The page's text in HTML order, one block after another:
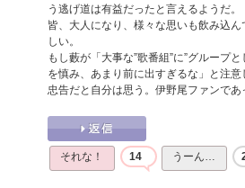
う逃げ道は有益だったと言えるようだ。
皆、大人になり、様々な思いも飲み込
しい。
もし藪が「大事な”歌番組”に”グループ
を慎み、あまり前に出すぎるな」と注
忠告だと自分は思う。伊野尾ファンであ
それな！ 14 うーん…